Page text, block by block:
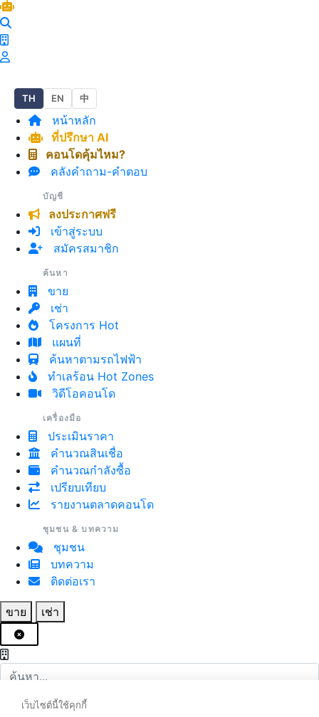
TH EN 中
หน้าหลัก
ที่ปรึกษา AI
คอนโดคุ้มไหม?
คลังคำถาม-คำตอบ
บัญชี
ลงประกาศฟรี
เข้าสู่ระบบ
สมัครสมาชิก
ค้นหา
ขาย
เช่า
โครงการ Hot
แผนที่
ค้นหาตามรถไฟฟ้า
ทำเลร้อน Hot Zones
วิดีโอคอนโด
เครื่องมือ
ประเมินราคา
คำนวณสินเชื่อ
คำนวณกำลังซื้อ
เปรียบเทียบ
รายงานตลาดคอนโด
ชุมชน & บทความ
ชุมชน
บทความ
ติดต่อเรา
ขาย เช่า
ล้างเว็บไซต์นี้ใช้คุกกี้